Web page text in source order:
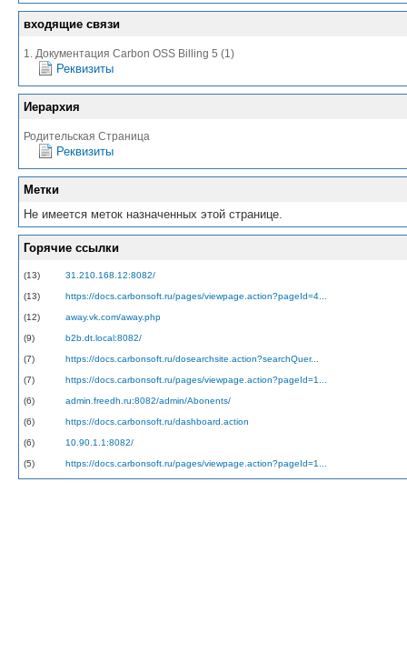
входящие связи
1. Документация Carbon OSS Billing 5 (1)
Реквизиты
Иерархия
Родительская Страница
Реквизиты
Метки
Не имеется меток назначенных этой странице.
Горячие ссылки
(13) 31.210.168.12:8082/
(13) https://docs.carbonsoft.ru/pages/viewpage.action?pageId=4...
(12) away.vk.com/away.php
(9) b2b.dt.local:8082/
(7) https://docs.carbonsoft.ru/dosearchsite.action?searchQuer...
(7) https://docs.carbonsoft.ru/pages/viewpage.action?pageId=1...
(6) admin.freedh.ru:8082/admin/Abonents/
(6) https://docs.carbonsoft.ru/dashboard.action
(6) 10.90.1.1:8082/
(5) https://docs.carbonsoft.ru/pages/viewpage.action?pageId=1...